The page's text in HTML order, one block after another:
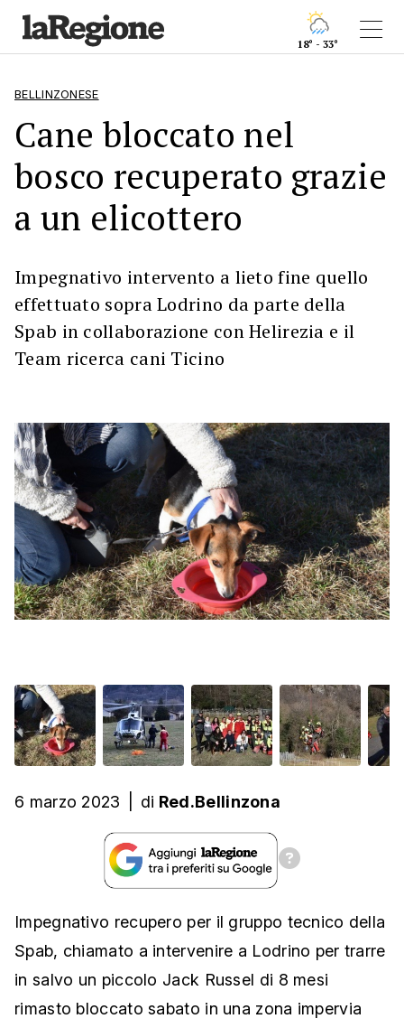
18° - 33°
BELLINZONESE
Cane bloccato nel
bosco recuperato grazie
a un elicottero
Impegnativo intervento a lieto fine quello
effettuato sopra Lodrino da parte della
Spab in collaborazione con Helirezia e il
Team ricerca cani Ticino
6 marzo 2023 di Red.Bellinzona
Impegnativo recupero per il gruppo tecnico della
Spab, chiamato a intervenire a Lodrino per trarre
in salvo un piccolo Jack Russel di 8 mesi
rimasto bloccato sabato in una zona impervia